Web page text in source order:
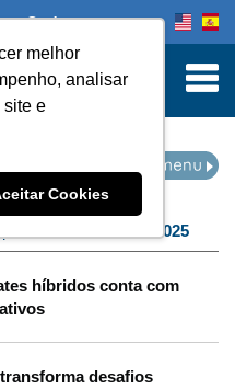
melhor
analisar
site e
Cookies
Onde comprar
outubro de 2025
híbridos conta com
desafios